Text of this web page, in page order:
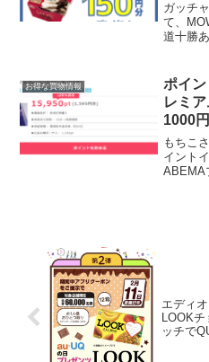
ガッチ
て、
道十勝
ラッグ
ポイン
お得な買物情報
ポイ
レミ
1000
もちこ
イント
ABEMA
エディ
LOOK
ッチで